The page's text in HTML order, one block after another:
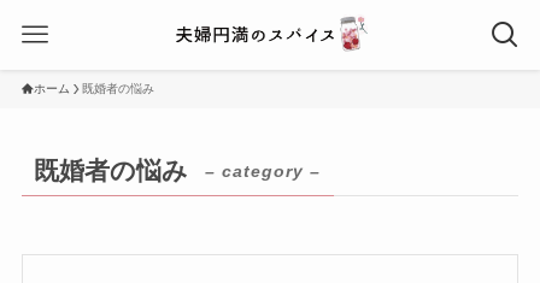
ホーム 既婚者の悩み
既婚者の悩み – category –